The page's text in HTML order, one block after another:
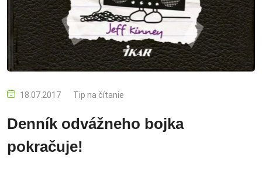
18.07.2017 Tip na čítanie
Denník odvážneho bojka
pokračuje!